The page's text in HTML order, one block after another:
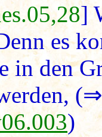
]
es
in den
)